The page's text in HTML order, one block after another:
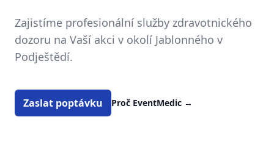
Zajistíme profesionální služby zdravotnického
dozoru na Vaší akci v okolí Jablonného v
Podještědí.
Zaslat poptávku Proč EventMedic →